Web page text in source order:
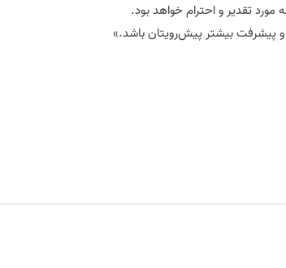
تقدیر و احترام خواهد بود.
و پیشرفت بیشتر پیش‌رویتان باشد.»